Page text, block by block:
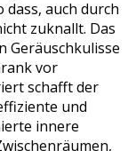
auch durch
zuknallt. Das
Geräuschkulisse
vor
schafft der
und
innere